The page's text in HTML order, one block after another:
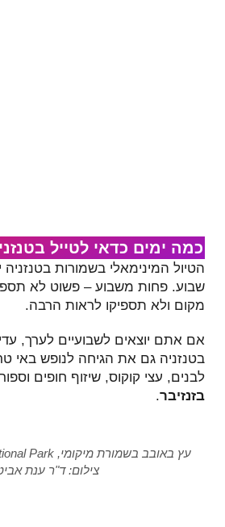
כמה ימים כדאי לטייל
הטיול המינימאלי בשמורות
שבוע. פחות משבוע – פשוט לא
מקום ולא תספיקו לראות הרבה.
אם אתם יוצאים לשבועיים לערך,
בטנזניה גם את הגיחה לנופש באי
לבנים, עצי קוקוס, שיזוף חופים
בזנזיבר.
צילום: ד"ר ענת